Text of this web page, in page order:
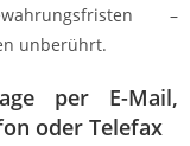
–
unberührt.
per E-Mail,
oder Telefax